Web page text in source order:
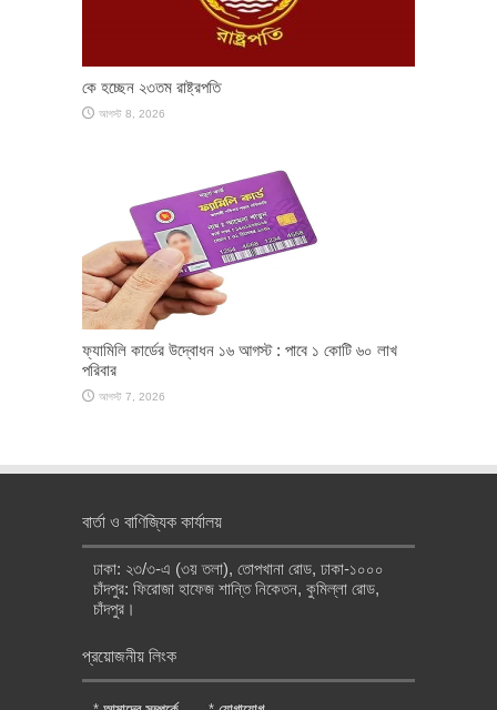
কে হচ্ছেন ২৩তম রাষ্ট্রপতি
আগস্ট 8, 2026
ফ্যামিলি কার্ডের উদ্বোধন ১৬ আগস্ট : পাবে ১ কোটি ৬০ লাখ
পরিবার
আগস্ট 7, 2026
বার্তা ও বাণিজ্যিক কার্যালয়
ঢাকা: ২৩/৩-এ (৩য় তলা), তোপখানা রোড, ঢাকা-১০০০
চাঁদপুর: ফিরোজা হাফেজ শান্তি নিকেতন, কুমিল্লা রোড,
চাঁদপুর।
প্রয়োজনীয় লিংক